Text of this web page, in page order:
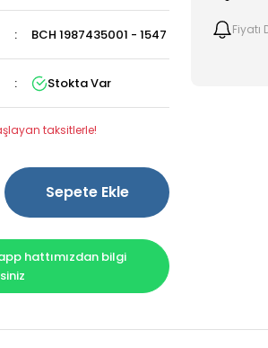
BCH 1987435001 - 1547
Stokta Var
taksitlerle!
Sepete Ekle
hattımızdan bilgi
Fiyatı